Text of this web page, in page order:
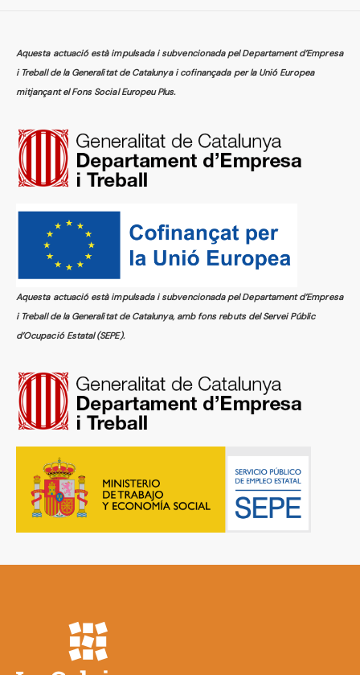
Aquesta actuació està impulsada i subvencionada pel Departament d’Empresa
i Treball de la Generalitat de Catalunya i cofinançada per la Unió Europea
mitjançant el Fons Social Europeu Plus.
Aquesta actuació està impulsada i subvencionada pel Departament d’Empresa
i Treball de la Generalitat de Catalunya, amb fons rebuts del Servei Públic
d’Ocupació Estatal (SEPE).